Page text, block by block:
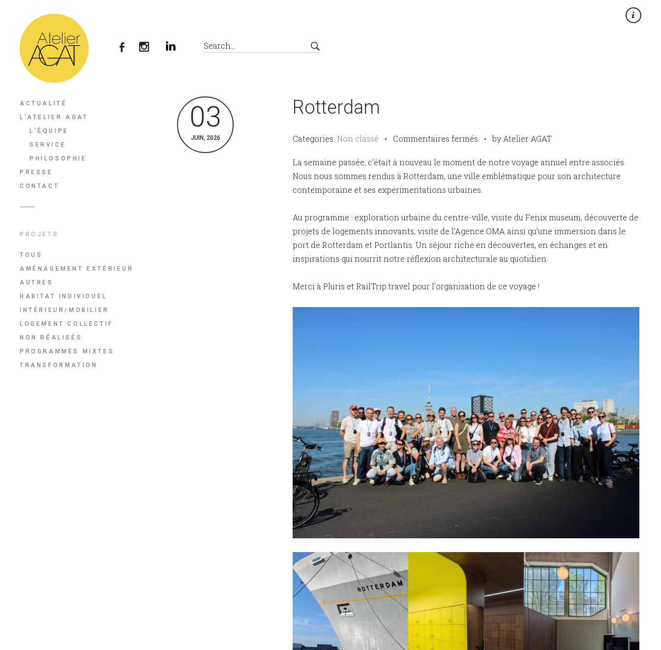
×
ACTUALITÉ
L’ATELIER AGAT
L’ÉQUIPE
SERVICE
PHILOSOPHIE
PRESSE
CONTACT
PROJETS
TOUS
AMÉNAGEMENT EXTÉRIEUR
AUTRES
HABITAT INDIVIDUEL
INTÉRIEUR/MOBILIER
LOGEMENT COLLECTIF
NON RÉALISÉS
PROGRAMMES MIXTES
TRANSFORMATION
03
JUIN, 2026
Rotterdam
Categories: Non classé • Commentaires fermés sur
•by Atelier AGAT
La semaine passée, c’était à nouveau le moment de notre voyage annuel entre associés.
Nous nous sommes rendus à Rotterdam, une ville emblématique pour son architecture
contemporaine et ses expérimentations urbaines.
Au programme : exploration urbaine du centre-ville, visite du Fenix museum, découverte de
projets de logements innovants, visite de l’Agence OMA ainsi qu’une immersion dans le
port de Rotterdam et Portlantis. Un séjour riche en découvertes, en échanges et en
inspirations qui nourrit notre réflexion architecturale au quotidien.
Merci à Pluris et RailTrip.travel pour l’organisation de ce voyage !